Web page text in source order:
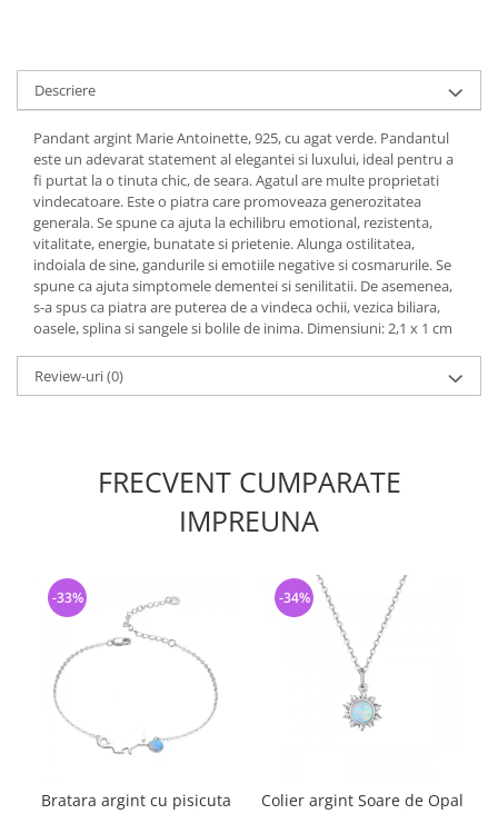
Descriere
Pandant argint Marie Antoinette, 925, cu agat verde. Pandantul
este un adevarat statement al elegantei si luxului, ideal pentru a
fi purtat la o tinuta chic, de seara. Agatul are multe proprietati
vindecatoare. Este o piatra care promoveaza generozitatea
generala. Se spune ca ajuta la echilibru emotional, rezistenta,
vitalitate, energie, bunatate si prietenie. Alunga ostilitatea,
indoiala de sine, gandurile si emotiile negative si cosmarurile. Se
spune ca ajuta simptomele dementei si senilitatii. De asemenea,
s-a spus ca piatra are puterea de a vindeca ochii, vezica biliara,
oasele, splina si sangele si bolile de inima. Dimensiuni: 2,1 x 1 cm
Review-uri(0)
FRECVENT CUMPARATE
IMPREUNA
Bratara argint cu pisicuta
-33%
Colier argint Soare de Opal
-34%